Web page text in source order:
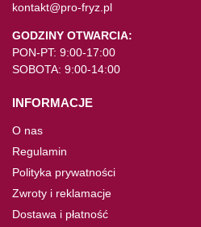
kontakt@pro-fryz.pl
GODZINY OTWARCIA:
PON-PT: 9:00-17:00
SOBOTA: 9:00-14:00
INFORMACJE
O nas
Regulamin
Polityka prywatności
Zwroty i reklamacje
Dostawa i płatność